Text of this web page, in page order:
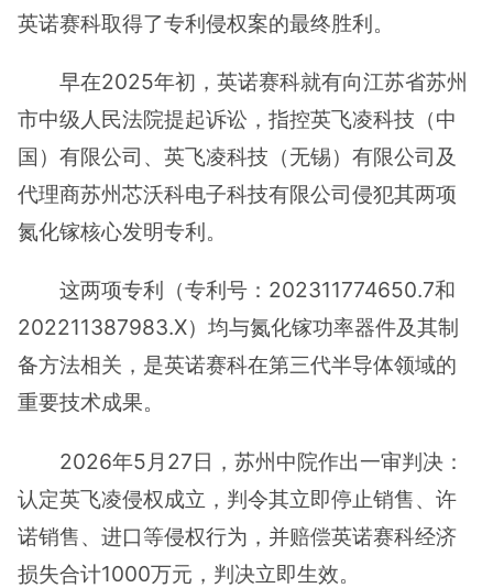
英诺赛科取得了专利侵权案的最终胜利。
早在2025年初，英诺赛科就有向江苏省苏州
市中级人民法院提起诉讼，指控英飞凌科技（中
国）有限公司、英飞凌科技（无锡）有限公司及
代理商苏州芯沃科电子科技有限公司侵犯其两项
氮化镓核心发明专利。
这两项专利（专利号：202311774650.7和
202211387983.X）均与氮化镓功率器件及其制
备方法相关，是英诺赛科在第三代半导体领域的
重要技术成果。
2026年5月27日，苏州中院作出一审判决：
认定英飞凌侵权成立，判令其立即停止销售、许
诺销售、进口等侵权行为，并赔偿英诺赛科经济
损失合计1000万元，判决立即生效。